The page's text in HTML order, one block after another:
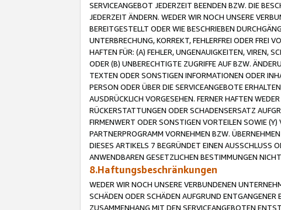
SERVICEANGEBOT JEDERZEIT BEENDEN BZW. DIE
JEDERZEIT ÄNDERN. WEDER WIR NOCH UNSERE
BEREITGESTELLT ODER WIE BESCHRIEBEN
UNTERBRECHUNG, KORREKT, FEHLERFREI ODER FREI
HAFTEN FÜR: (A) FEHLER, UNGENAUIGKEITEN, VIREN,
ODER (B) UNBERECHTIGTE ZUGRIFFE AUF BZW.
TEXTEN ODER SONSTIGEN INFORMATIONEN ODER
PERSON ODER ÜBER DIE SERVICEANGEBOTE
AUSDRÜCKLICH VORGESEHEN. FERNER HAFTEN
RÜCKERSTATTUNGEN ODER SCHADENSERSATZ
FIRMENWERT ODER SONSTIGEN VORTEILEN SOWIE
PARTNERPROGRAMM VORNEHMEN BZW.
DIESES ARTIKELS 7 BEGRÜNDET EINEN AUSSCHLUSS
ANWENDBAREN GESETZLICHEN BESTIMMUNGEN
8.Haftungsbeschränkungen
WEDER WIR NOCH UNSERE VERBUNDENEN
SCHÄDEN ODER SCHÄDEN AUFGRUND
ZUSAMMENHANG MIT DEN SERVICEANGEBOTEN